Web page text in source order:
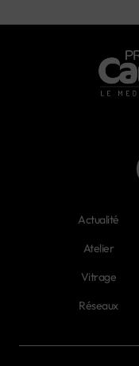
Actualité
Atelier
Vitrage
Réseaux